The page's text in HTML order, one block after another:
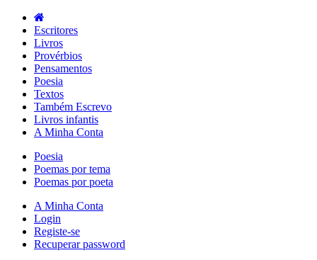
Escritores
Livros
Provérbios
Pensamentos
Poesia
Textos
Também Escrevo
Livros infantis
A Minha Conta
Poesia
Poemas por tema
Poemas por poeta
A Minha Conta
Login
Registe-se
Recuperar password